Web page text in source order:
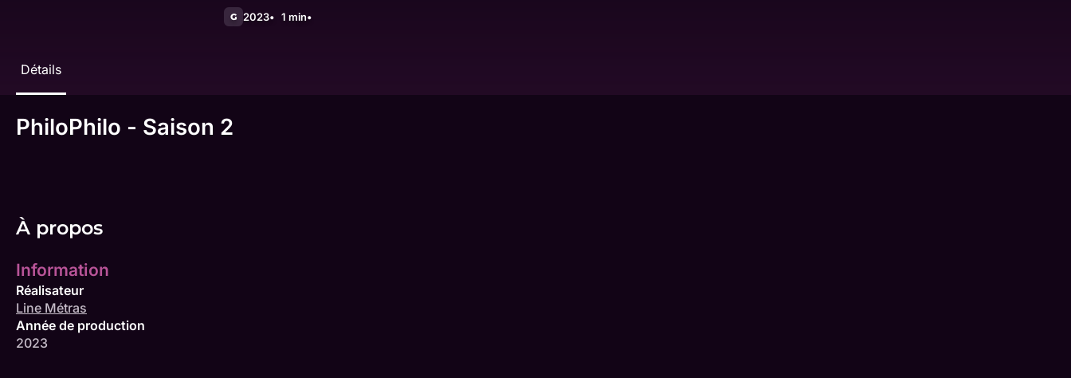
G 2023 1 min
Détails
PhiloPhilo - Saison 2
À propos
Information
Réalisateur
Line Métras
Année de production
2023